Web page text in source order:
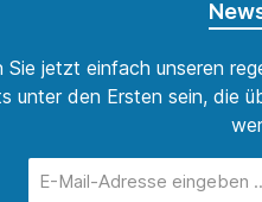
Die Innovationskraft
gewährleistet, dass der
auch zukünftigen
gewachsen ist. Fazit
bietet der
Eigenschaften, hoher
und Langlebigkeit. Die
Sie jetzt einfach unseren
unter den Ersten sein, die
Mail-